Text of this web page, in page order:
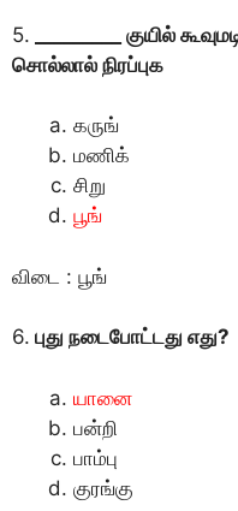
5. _________ குயில்
சொல்லால் நிரப்புக
கருங்
மணிக்
சிறு
பூங்
விடை : பூங்
6. புது நடைபோட்டது எது?
யானை
பன்றி
பாம்பு
குரங்கு